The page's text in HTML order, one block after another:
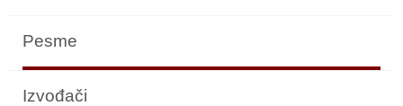
Pesme
Izvođači